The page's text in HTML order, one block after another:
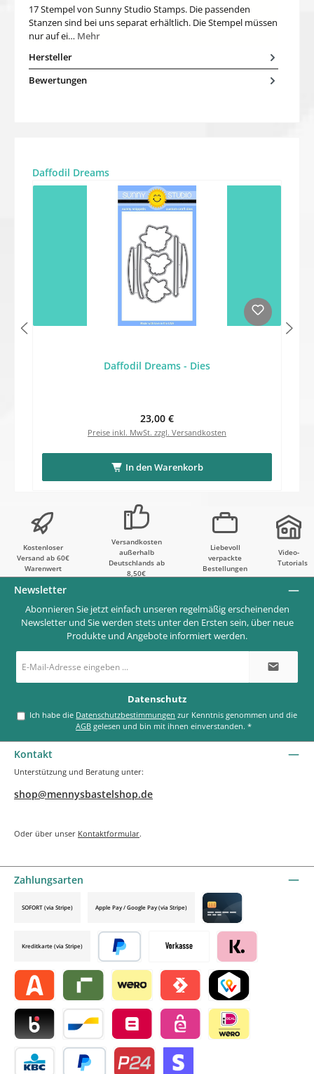
17 Stempel von Sunny Studio Stamps. Die passenden
Stanzen sind bei uns separat erhältlich. Die Stempel müssen
nur auf ei… Mehr
Hersteller
Bewertungen
Produktgalerie überspringen
Daffodil Dreams
Daffodil Dreams - Dies
Regulärer Preis:
23,00 €
Preise inkl. MwSt. zzgl. Versandkosten
In den Warenkorb
Kostenloser
Versand ab 60€
Warenwert
Versandkosten
außerhalb
Deutschlands ab
8,50€
Liebevoll
verpackte
Bestellungen
Video-
Tutorials
Newsletter
Abonnieren Sie jetzt einfach unseren regelmäßig erscheinenden
Newsletter und Sie werden stets unter den Ersten sein, über neue
Produkte und Angebote informiert werden.
Mail-
*
Datenschutz
Ich habe die Datenschutzbestimmungen
AGB gelesen und bin mit ihnen einverstanden.*
Kontakt
Unterstützung und Beratung unter:
shop@mennysbastelshop.de
Oder über unser Kontaktformular.
Zahlungsarten
Vorkasse Klarna by mollie
Alma by mollieRiverty by mollie
Wero Satispay by mollieTWINT by mollie
Blik by mollieBancontact by mollie
Belfius by mollieeps by mollie
SOFORT (via Stripe) Apple Pay / Google Pay (via Stripe)
Credit card by mollie
Kreditkarte (via Stripe)
Später bezahlen